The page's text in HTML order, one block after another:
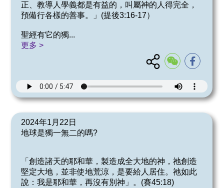
正、教導人學義都是有益的，叫屬神的人得完全，
預備行各樣的善事。」(提後3:16-17）
聖經有它的獨...
更多 >
2024年1月22日
地球是獨一無二的嗎?
「創造諸天的耶和華，製造成全大地的神，祂創造
堅定大地，並非使地荒涼，是要給人居住。祂如此
說：我是耶和華，再沒有別神」。(賽45:18)